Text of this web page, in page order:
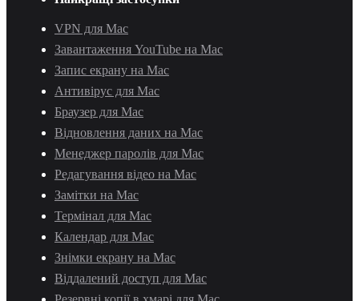
VPN для Mac
Завантаження YouTube на Mac
Запис екрану на Mac
Антивірус для Mac
Браузер для Mac
Відновлення даних на Mac
Менеджер паролів для Mac
Редагування відео на Mac
Замітки на Mac
Термінал для Mac
Календар для Mac
Знімки екрану на Mac
Віддалений доступ для Mac